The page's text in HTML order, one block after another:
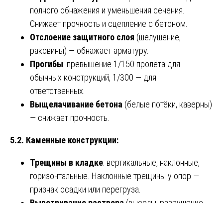
полного обнажения и уменьшения сечения.
Снижает прочность и сцепление с бетоном.
Отслоение защитного слоя (шелушение,
раковины) — обнажает арматуру.
Прогибы: превышение 1/150 пролёта для
обычных конструкций, 1/300 — для
ответственных.
Выщелачивание бетона (белые потёки, каверны)
— снижает прочность.
5.2. Каменные конструкции:
Трещины в кладке: вертикальные, наклонные,
горизонтальные. Наклонные трещины у опор —
признак осадки или перегруза.